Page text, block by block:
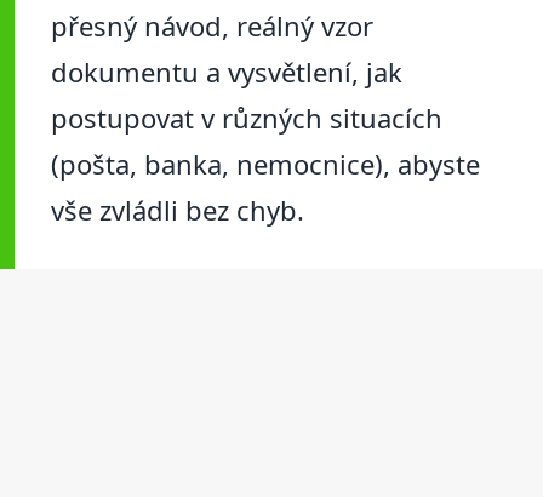
přesný návod, reálný vzor
dokumentu a vysvětlení, jak
postupovat v různých situacích
(pošta, banka, nemocnice), abyste
vše zvládli bez chyb.